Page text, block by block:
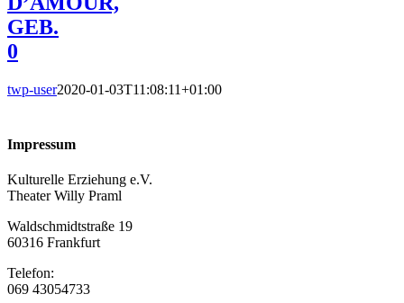
GEB.
0
twp-user2020-01-03T11:08:11+01:00
Impressum
Kulturelle Erziehung e.V.
Theater Willy Praml
Waldschmidtstraße 19
60316 Frankfurt
Telefon:
069 43054733